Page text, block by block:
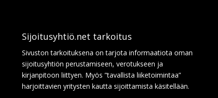
Sijoitusyhtiö.net tarkoitus
Sivuston tarkoituksena on tarjota informaatiota oman
sijoitusyhtiön perustamiseen, verotukseen ja
kirjanpitoon liittyen. Myös ”tavallista liiketoimintaa”
harjoittavien yritysten kautta sijoittamista käsitellään.